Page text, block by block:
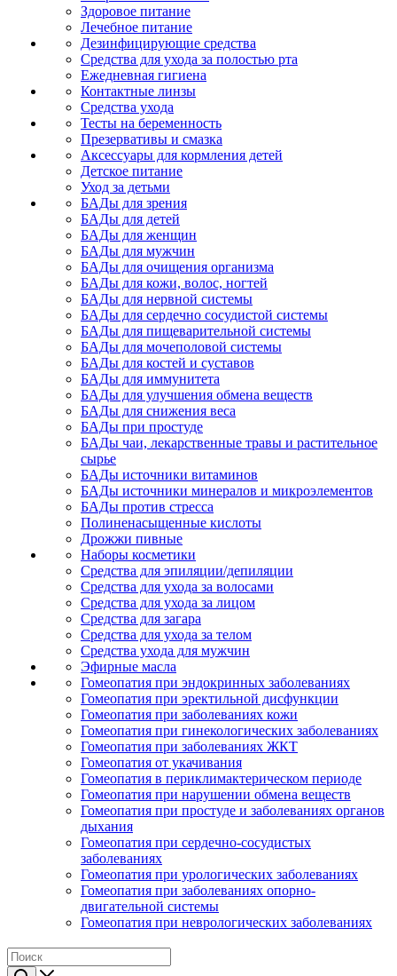
Здоровое питание
Лечебное питание
Дезинфицирующие средства
Средства для ухода за полостью рта
Ежедневная гигиена
Контактные линзы
Средства ухода
Тесты на беременность
Презервативы и смазка
Аксессуары для кормления детей
Детское питание
Уход за детьми
БАДы для зрения
БАДы для детей
БАДы для женщин
БАДы для мужчин
БАДы для очищения организма
БАДы для кожи, волос, ногтей
БАДы для нервной системы
БАДы для сердечно сосудистой системы
БАДы для пищеварительной системы
БАДы для мочеполовой системы
БАДы для костей и суставов
БАДы для иммунитета
БАДы для улучшения обмена веществ
БАДы для снижения веса
БАДы при простуде
БАДы чаи, лекарственные травы и растительное
сырье
БАДы источники витаминов
БАДы источники минералов и микроэлементов
БАДы против стресса
Полиненасыщенные кислоты
Дрожжи пивные
Наборы косметики
Средства для эпиляции/депиляции
Средства для ухода за волосами
Средства для ухода за лицом
Средства для загара
Средства для ухода за телом
Средства ухода для мужчин
Эфирные масла
Гомеопатия при эндокринных заболеваниях
Гомеопатия при эректильной дисфункции
Гомеопатия при заболеваниях кожи
Гомеопатия при гинекологических заболеваниях
Гомеопатия при заболеваниях ЖКТ
Гомеопатия от укачивания
Гомеопатия в периклимактерическом периоде
Гомеопатия при нарушении обмена веществ
Гомеопатия при простуде и заболеваниях органов
дыхания
Гомеопатия при сердечно-сосудистых
заболеваниях
Гомеопатия при урологических заболеваниях
Гомеопатия при заболеваниях опорно-
двигательной системы
Гомеопатия при неврологических заболеваниях